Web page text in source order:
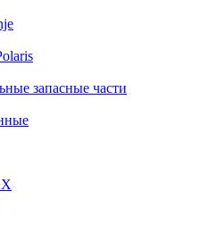
запасные части